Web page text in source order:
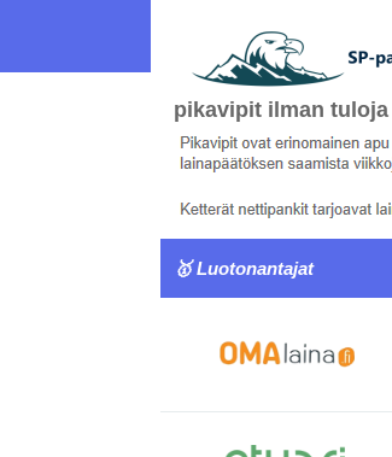
pikavipit ilman tuloja
🥇 Luotonantajat